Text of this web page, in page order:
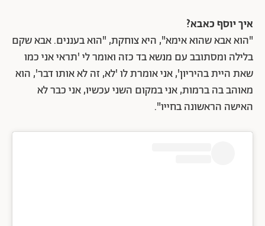
איך יוסף כאבא?
"הוא אבא שהוא אימא", היא צוחקת, "הוא בעננים. אבא שקם
בלילה ומסתובב עם מנשא בד כזה ואומר לי 'תראי אני כמו
שאת היית בהיריון', אני אומרת לו 'לא, זה לא אותו דבר', הוא
מאוהב בה ברמות, אני במקום השני עכשיו, אני כבר לא
האישה הראשונה בחייו".